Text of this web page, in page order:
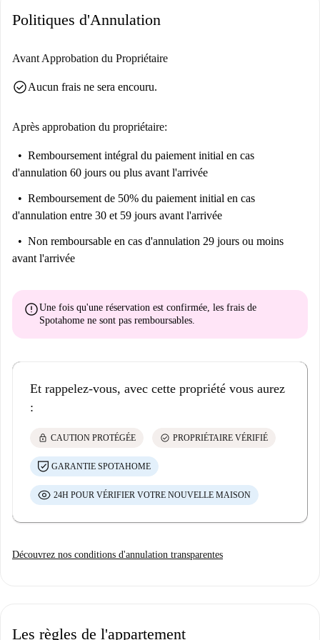
Politiques d'Annulation
Avant Approbation du Propriétaire
check_circleAucun frais ne sera encouru.
Après approbation du propriétaire:
Remboursement intégral du paiement initial en cas
d'annulation 60 jours ou plus avant l'arrivée
Remboursement de 50% du paiement initial en cas
d'annulation entre 30 et 59 jours avant l'arrivée
Non remboursable en cas d'annulation 29 jours ou moins
avant l'arrivée
errorUne fois qu'une réservation est confirmée, les frais de
Spotahome ne sont pas remboursables.
Et rappelez-vous, avec cette propriété vous aurez
:
lock CAUTION PROTÉGÉE check_circle PROPRIÉTAIRE VÉRIFIÉ
GARANTIE SPOTAHOME
24H POUR VÉRIFIER VOTRE NOUVELLE MAISON
Découvrez nos conditions d'annulation transparentes
Les règles de l'appartement